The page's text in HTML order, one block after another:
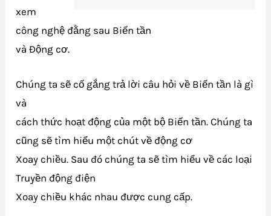
xem
công nghệ đằng sau Biến tần
và Động cơ.
Chúng ta sẽ cố gắng trả lời câu hỏi về Biến tần là gì
và
cách thức hoạt động của một bộ Biến tần. Chúng ta
cũng sẽ tìm hiểu một chút về động cơ
Xoay chiều. Sau đó chúng ta sẽ tìm hiểu về các loại
Truyền động điện
Xoay chiều khác nhau được cung cấp.